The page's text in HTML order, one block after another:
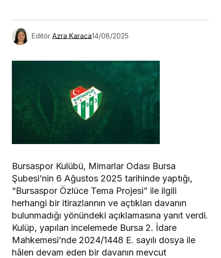
Editör Azra Karaca14/08/2025
Bursaspor Kulübü, Mimarlar Odası Bursa
Şubesi’nin 6 Ağustos 2025 tarihinde yaptığı,
“Bursaspor Özlüce Tema Projesi” ile ilgili
herhangi bir itirazlarının ve açtıkları davanın
bulunmadığı yönündeki açıklamasına yanıt verdi.
Kulüp, yapılan incelemede Bursa 2. İdare
Mahkemesi’nde 2024/1448 E. sayılı dosya ile
hâlen devam eden bir davanın mevcut